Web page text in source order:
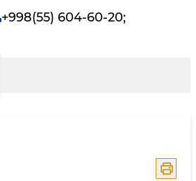
+998(55) 604-60-20;